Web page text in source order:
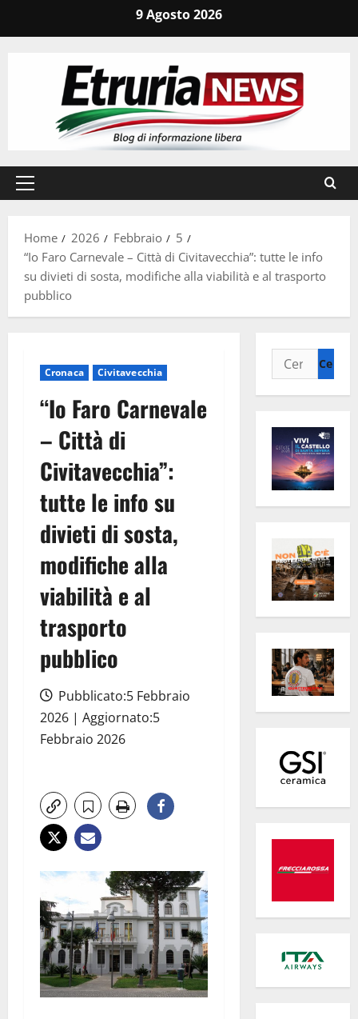
9 Agosto 2026
Menu
Home
2026 Febbraio
5
“Io Faro Carnevale – Città di Civitavecchia”: tutte le info
su divieti di sosta, modifiche alla viabilità e al trasporto
pubblico
Cronaca Civitavecchia
“Io Faro Carnevale
– Città di
Civitavecchia”:
tutte le info su
divieti di sosta,
modifiche alla
viabilità e al
trasporto
pubblico
Pubblicato:5 Febbraio
2026 | Aggiornato:5
Febbraio 2026
Ricerca
per: